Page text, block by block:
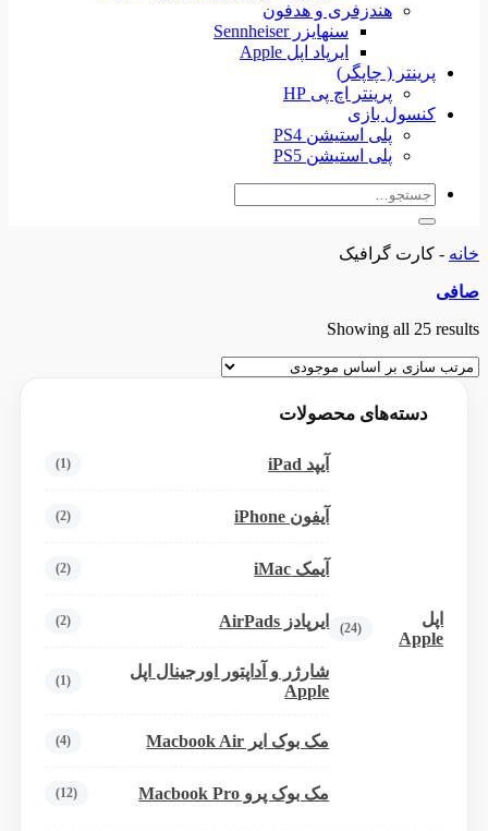
هندزفری و هدفون
سنهایزر Sennheiser
ایرپاد اپل Apple
پرینتر ( چاپگر)
پرینتر اچ پی HP
کنسول بازی
پلی استیشن PS4
پلی استیشن PS5
جستجو
خانه - کارت گرافیک
صافی
Showing all 25 results
دسته‌های محصولات
اپل
Apple
(24)
آیپد iPad (1)
آیفون iPhone (2)
آیمک iMac (2)
ایرپادز AirPads (2)
شارژر و آداپتور اورجینال اپل
Apple
(1)
مک بوک ایر Macbook Air (4)
مک بوک پرو Macbook Pro (12)